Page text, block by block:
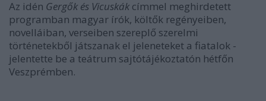
Az idén Gergők és Vicuskák címmel meghirdetett
programban magyar írók, költők regényeiben,
novelláiban, verseiben szereplő szerelmi
történetekből játszanak el jeleneteket a fiatalok -
jelentette be a teátrum sajtótájékoztatón hétfőn
Veszprémben.